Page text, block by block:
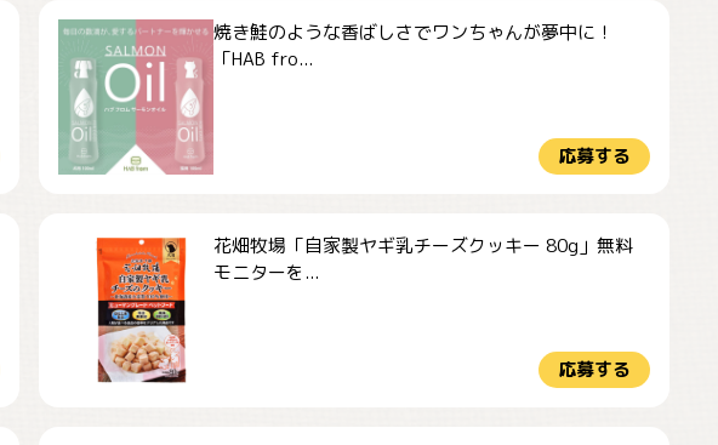
焼き鮭のような香ばしさでワンちゃんが夢中に！
「HAB fro...
応募する
花畑牧場「自家製ヤギ乳チーズクッキー 80g」無料
モニターを...
応募する